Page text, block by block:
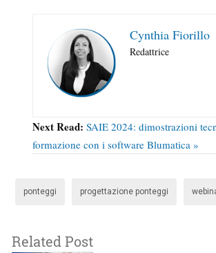
Cynthia Fiorillo
Redattrice
Next Read: SAIE 2024: dimostrazioni
formazione con i software Blumatica »
ponteggi progettazione ponteggi
Related Post